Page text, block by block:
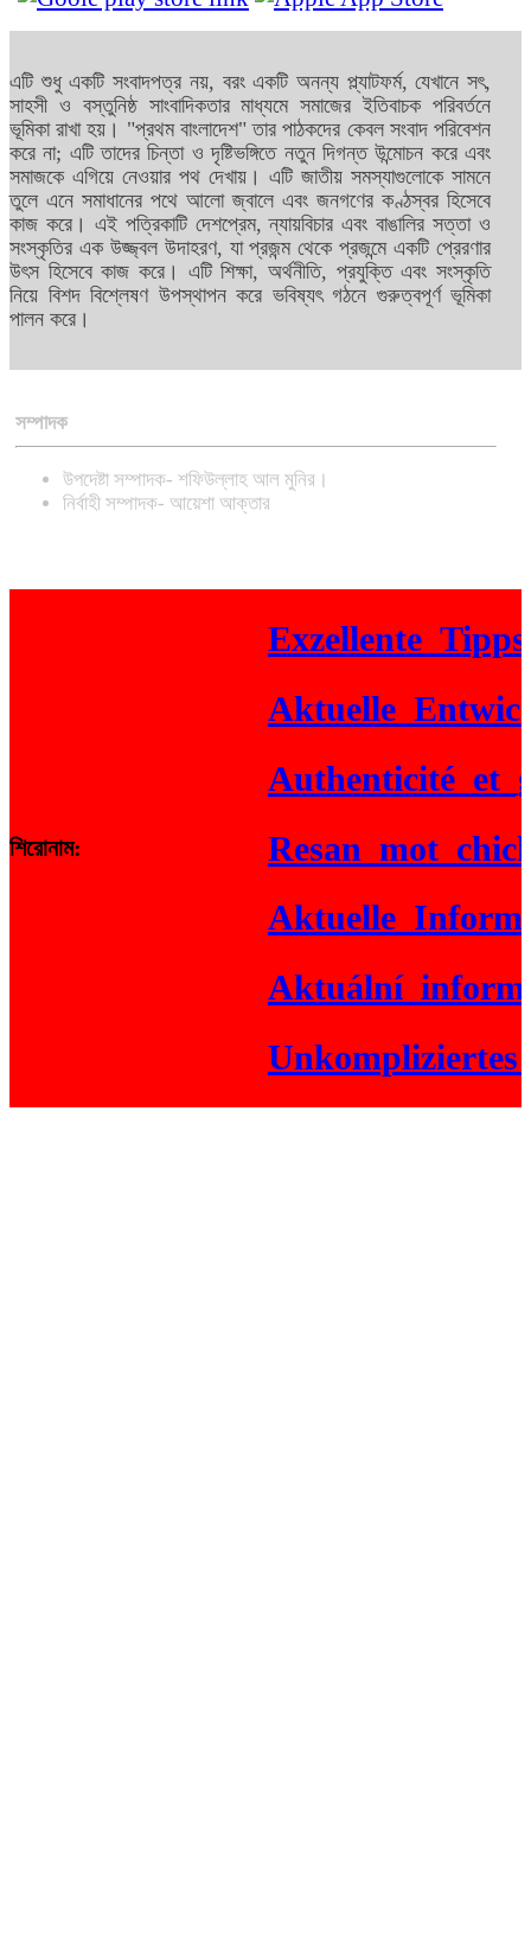
এটি শুধু একটি সংবাদপত্র নয়, বরং একটি অনন্য প্ল্যাটফর্ম, যেখানে সৎ,
সাহসী ও বস্তুনিষ্ঠ সাংবাদিকতার মাধ্যমে সমাজের ইতিবাচক পরিবর্তনে
ভূমিকা রাখা হয়। "প্রথম বাংলাদেশ" তার পাঠকদের কেবল সংবাদ পরিবেশন
করে না; এটি তাদের চিন্তা ও দৃষ্টিভঙ্গিতে নতুন দিগন্ত উন্মোচন করে এবং
সমাজকে এগিয়ে নেওয়ার পথ দেখায়। এটি জাতীয় সমস্যাগুলোকে সামনে
তুলে এনে সমাধানের পথে আলো জ্বালে এবং জনগণের কণ্ঠস্বর হিসেবে
কাজ করে। এই পত্রিকাটি দেশপ্রেম, ন্যায়বিচার এবং বাঙালির সত্তা ও
সংস্কৃতির এক উজ্জ্বল উদাহরণ, যা প্রজন্ম থেকে প্রজন্মে একটি প্রেরণার
উৎস হিসেবে কাজ করে। এটি শিক্ষা, অর্থনীতি, প্রযুক্তি এবং সংস্কৃতি
নিয়ে বিশদ বিশ্লেষণ উপস্থাপন করে ভবিষ্যৎ গঠনে গুরুত্বপূর্ণ ভূমিকা
পালন করে।
সম্পাদক
উপদেষ্টা সম্পাদক- শফিউল্লাহ আল মুনির।
নির্বাহী সম্পাদক- আয়েশা আক্তার
শিরোনাম: